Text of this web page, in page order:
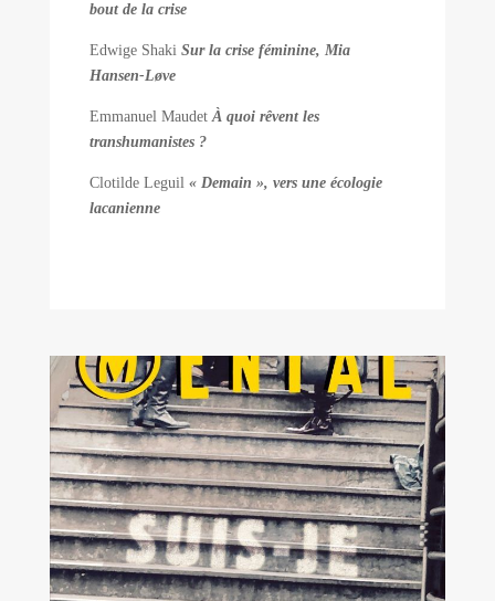
bout de la crise
Edwige Shaki Sur la crise féminine, Mia
Hansen-Løve
Emmanuel MaudetÀ quoi rêvent les
transhumanistes ?
Clotilde Leguil « Demain », vers une écologie
lacanienne